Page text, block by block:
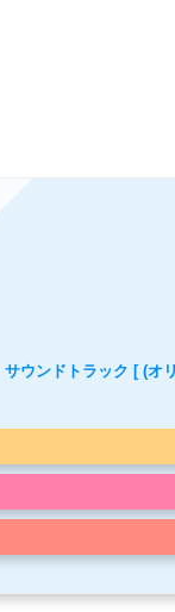
ウンドトラック [ (オ